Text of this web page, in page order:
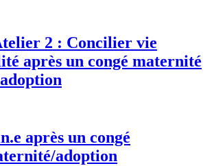
2 : Concilier vie
après un congé maternité
après un congé
adoption